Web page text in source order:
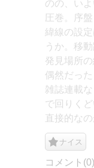
のの、い
圧巻。序
緯線の設
うか。移
発見場所
偶然だっ
雑誌連載
で回りく
直接的なの
ナイス
コメント(0)